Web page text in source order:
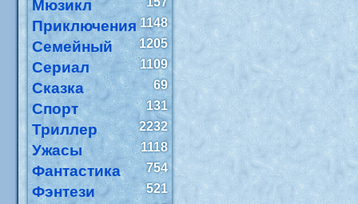
Мюзикл
Приключения 1148
Семейный 1205
Сериал 1109
Сказка 69
Спорт 131
Триллер 2232
Ужасы 1118
Фантастика 754
Фэнтези
521